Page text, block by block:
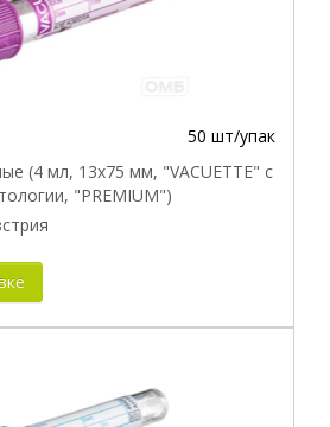
50 шт/упак
(4 мл, 13х75 мм, "VACUETTE" с
"PREMIUM")